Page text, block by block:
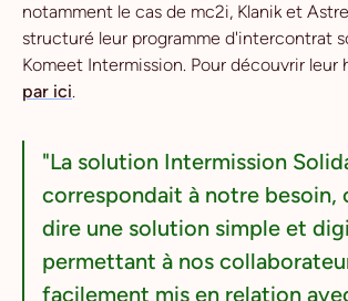
notamment le cas de mc2i, Klanik et
structuré leur programme d'intercontrat
Komeet Intermission. Pour découvrir leur
par ici.
"La solution Intermission
correspondait à notre besoin,
dire une solution simple et
permettant à nos
facilement mis en relation